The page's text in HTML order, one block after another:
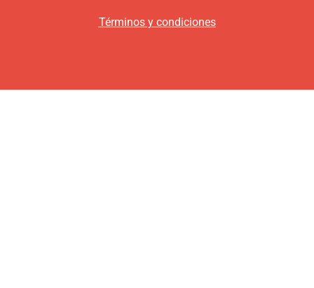
Términos y condiciones